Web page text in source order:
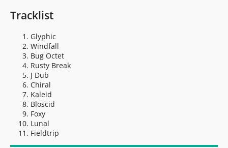
Tracklist
Glyphic
Windfall
Bug Octet
Rusty Break
J Dub
Chiral
Kaleid
Bloscid
Foxy
Lunal
Fieldtrip